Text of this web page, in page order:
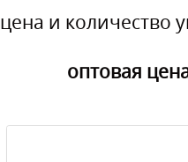
цена и количество
оптовая